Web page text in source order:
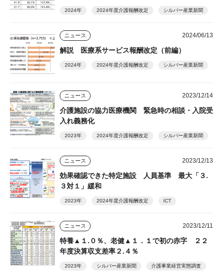
2024年 2024年度介護報酬改定 シルバー産業新聞
ニュース 2024/06/13
解説 医療系サービス報酬改定（前編）
2024年 2024年度介護報酬改定 シルバー産業新聞
ニュース 2023/12/14
介護施設の協力医療機関 緊急時の相談・入院受
入れ義務化
2023年 2024年度介護報酬改定 シルバー産業新聞
ニュース 2023/12/13
効果確認できた特定施設 人員基準 最大「３.
３対１」緩和
2023年 2024年度介護報酬改定 ICT
ニュース 2023/12/11
特養▲１.０％、老健▲１．１で初の赤字 ２２
年度決算収支差率２.４％
2023年 シルバー産業新聞 介護事業経営実態調査